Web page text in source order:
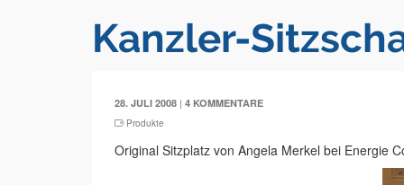
Kanzler-
28. JULI 2008 | 4 KOMMENTARE
Produkte
Original Sitzplatz von Angela Merkel bei Energie